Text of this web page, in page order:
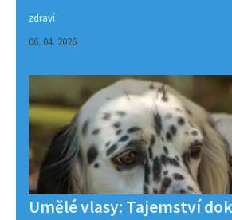
zdraví
06. 04. 2026
Umělé vlasy: Tajemství